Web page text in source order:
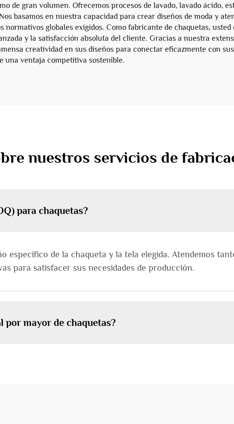
de gran volumen. Ofrecemos procesos de lavado, lavado ácido,
basamos en nuestra capacidad para crear diseños de moda y
globales exigidos. Como fabricante de chaquetas,
y la satisfacción absoluta del cliente. Gracias a nuestra
creatividad en sus diseños para conectar eficazmente con
una ventaja competitiva sostenible.
nuestros servicios de
para chaquetas?
específico de la chaqueta y la tela elegida. Atendemos
para satisfacer sus necesidades de producción.
por mayor de chaquetas?